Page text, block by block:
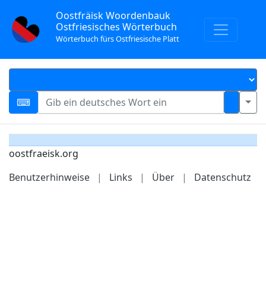
Oostfräisk Woordenbauk
Ostfriesisches Wörterbuch
Wörterbuch fürs Ostfriesische Platt
oostfraeisk.org
Benutzerhinweise
| Links | Über | Datenschutz